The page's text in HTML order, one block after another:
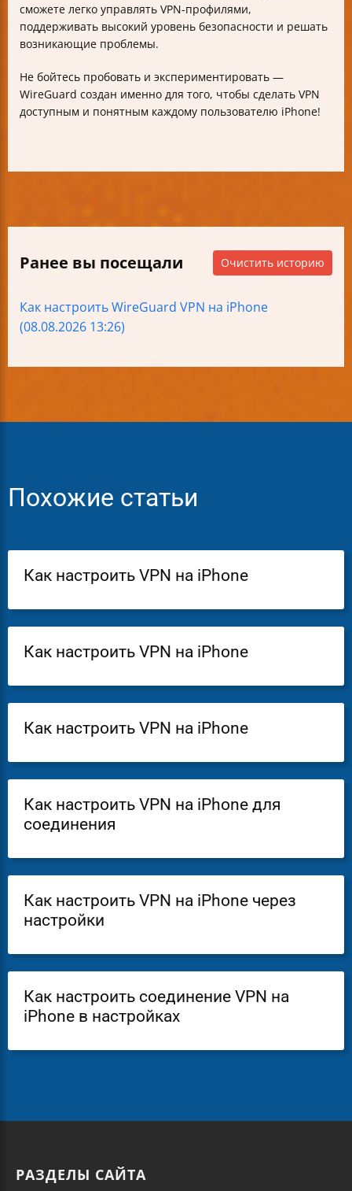
сможете легко управлять VPN-профилями,
поддерживать высокий уровень безопасности и решать
возникающие проблемы.
Не бойтесь пробовать и экспериментировать —
WireGuard создан именно для того, чтобы сделать VPN
доступным и понятным каждому пользователю iPhone!
Ранее вы посещали Очистить историю
Как настроить WireGuard VPN на iPhone
(08.08.2026 13:26)
Похожие статьи
Как настроить VPN на iPhone
Как настроить VPN на iPhone
Как настроить VPN на iPhone
Как настроить VPN на iPhone для
соединения
Как настроить VPN на iPhone через
настройки
Как настроить соединение VPN на
iPhone в настройках
РАЗДЕЛЫ САЙТА